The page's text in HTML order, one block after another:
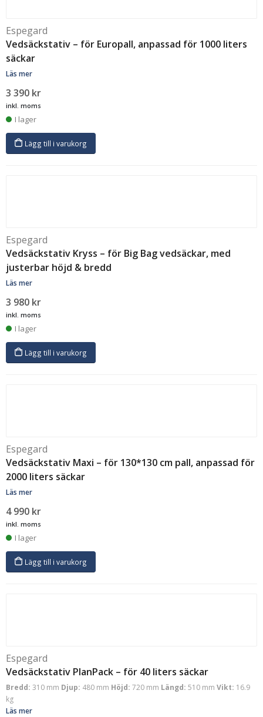
Espegard
Vedsäckstativ – för Europall, anpassad för 1000 liters
säckar
Läs mer
3 390 kr
inkl. moms
I lager
Lägg till i varukorg
Espegard
Vedsäckstativ Kryss – för Big Bag vedsäckar, med
justerbar höjd & bredd
Läs mer
3 980 kr
inkl. moms
I lager
Lägg till i varukorg
Espegard
Vedsäckstativ Maxi – för 130*130 cm pall, anpassad för
2000 liters säckar
Läs mer
4 990 kr
inkl. moms
I lager
Lägg till i varukorg
Espegard
Vedsäckstativ PlanPack – för 40 liters säckar
Bredd: 310 mm Djup: 480 mm Höjd: 720 mm Längd: 510 mm Vikt: 16.9
kg
Läs mer